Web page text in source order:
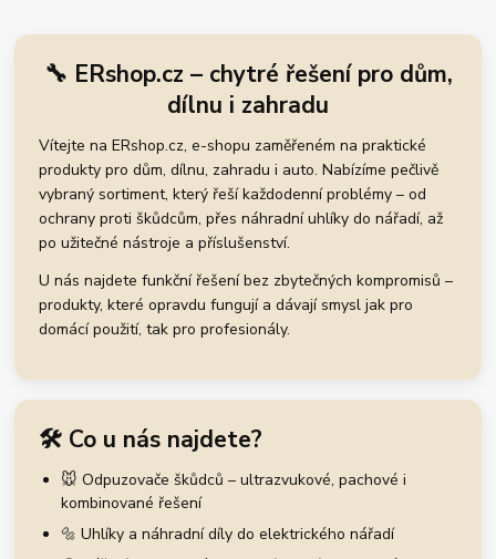
🔧 ERshop.cz – chytré řešení pro dům,
dílnu i zahradu
Vítejte na ERshop.cz, e-shopu zaměřeném na praktické
produkty pro dům, dílnu, zahradu i auto. Nabízíme pečlivě
vybraný sortiment, který řeší každodenní problémy – od
ochrany proti škůdcům, přes náhradní uhlíky do nářadí, až
po užitečné nástroje a příslušenství.
U nás najdete funkční řešení bez zbytečných kompromisů –
produkty, které opravdu fungují a dávají smysl jak pro
domácí použití, tak pro profesionály.
🛠️ Co u nás najdete?
🐭 Odpuzovače škůdců – ultrazvukové, pachové i
kombinované řešení
🔩 Uhlíky a náhradní díly do elektrického nářadí